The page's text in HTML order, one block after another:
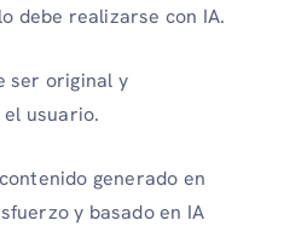
debe realizarse con IA.
ser original y
usuario.
generado en
y basado en IA